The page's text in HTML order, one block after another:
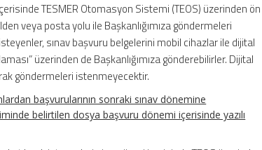
TESMER Otomasyon Sistemi (TEOS) üzerinden ön
veya posta yolu ile Başkanlığımıza göndermeleri
sınav başvuru belgelerini mobil cihazlar ile dijital
üzerinden de Başkanlığımıza gönderebilirler. Dijital
göndermeleri istenmeyecektir.
başvurularının sonraki sınav dönemine
belirtilen dosya başvuru dönemi içerisinde yazılı